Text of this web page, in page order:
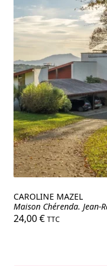
CAROLINE MAZEL
Maison Chérenda.
24,00€ TTC